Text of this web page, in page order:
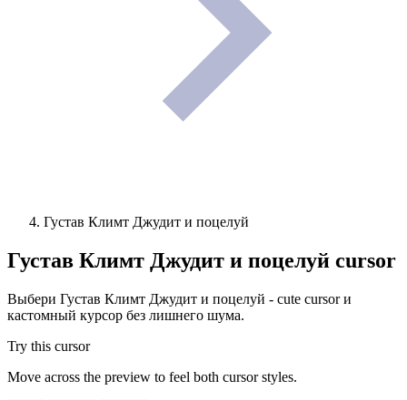
Густав Климт Джудит и поцелуй
Густав Климт Джудит и поцелуй cursor
Выбери Густав Климт Джудит и поцелуй - cute cursor и
кастомный курсор без лишнего шума.
Try this cursor
Move across the preview to feel both cursor styles.